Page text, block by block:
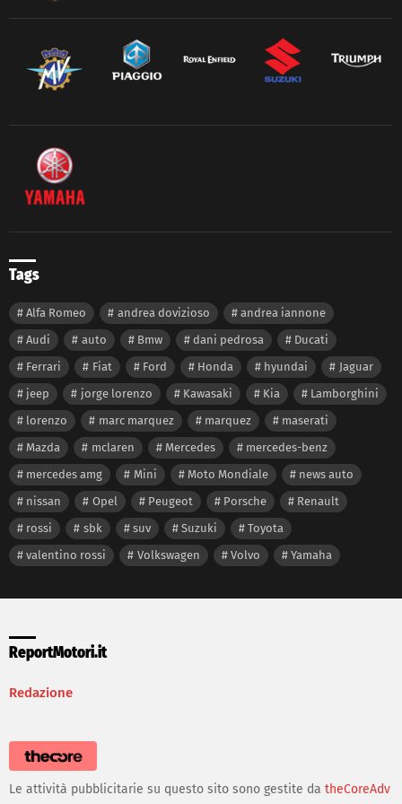
Tags
Alfa Romeo andrea dovizioso
andrea iannone
Audi
auto Bmw dani pedrosa
Ducati
Ferrari
Fiat Ford Honda hyundai
Jaguar
jeep
jorge lorenzo Kawasaki Kia
Lamborghini
lorenzo
marc marquez marquez
maserati
Mazda
mclaren Mercedes
mercedes-benz
mercedes amg
Mini Moto Mondiale
news auto
nissan
Opel Peugeot Porsche
Renault
rossi
sbk suv Suzuki
Toyota
valentino rossi
Volkswagen Volvo Yamaha
ReportMotori.it
Redazione
Le attività pubblicitarie su questo sito sono gestite da theCoreAdv